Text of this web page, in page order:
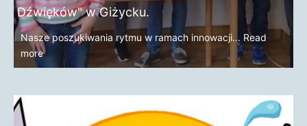
Dźwięków" w Giżycku.
Nasze poszukiwania rytmu w ramach innowacji... Read
more